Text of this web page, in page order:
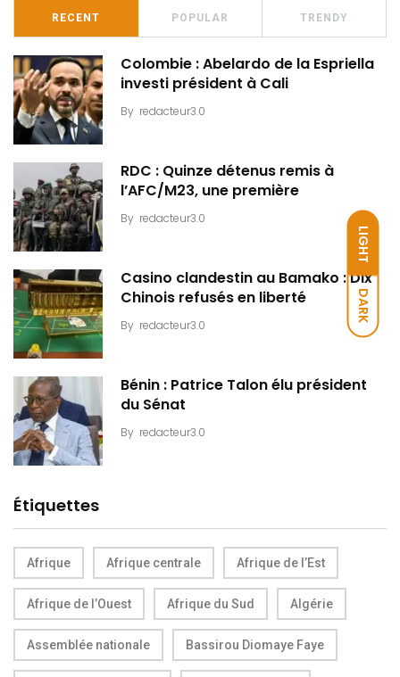
LIGHT
DARK
RECENT POPULAR TRENDY
Colombie : Abelardo de la Espriella
investi président à Cali
By redacteur3.0
RDC : Quinze détenus remis à
l’AFC/M23, une première
By redacteur3.0
Casino clandestin au Bamako : Dix
Chinois refusés en liberté
By redacteur3.0
Bénin : Patrice Talon élu président
du Sénat
By redacteur3.0
Étiquettes
Afrique Afrique centrale Afrique de l’Est
Afrique de l’Ouest Afrique du Sud Algérie
Assemblée nationale Bassirou Diomaye Faye